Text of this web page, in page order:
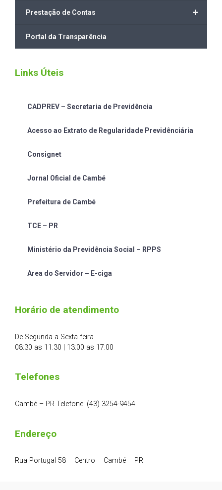
+
Prestação de Contas
Portal da Transparência
Links Úteis
CADPREV – Secretaria de Previdência
Acesso ao Extrato de Regularidade Previdênciária
Consignet
Jornal Oficial de Cambé
Prefeitura de Cambé
TCE – PR
Ministério da Previdência Social – RPPS
Area do Servidor – E-ciga
Horário de atendimento
De Segunda a Sexta feira
08:30 as 11:30 | 13:00 as 17:00
Telefones
Cambé – PR Telefone: (43) 3254-9454
Endereço
Rua Portugal 58 – Centro – Cambé – PR